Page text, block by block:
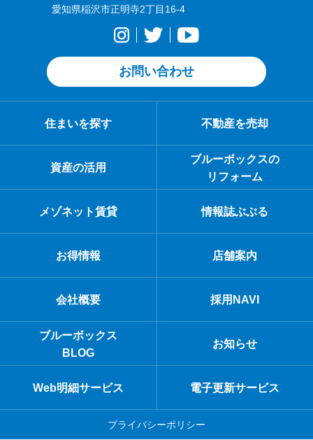
愛知県稲沢市正明寺2丁目16-4
お問い合わせ
住まいを探す 不動産を売却
資産の活用
ブルーボックスの
リフォーム
メゾネット賃貸 情報誌ぶぶる
お得情報 店舗案内
会社概要 採用NAVI
ブルーボックス
BLOG
お知らせ
Web明細サービス 電子更新サービス
プライバシーポリシー